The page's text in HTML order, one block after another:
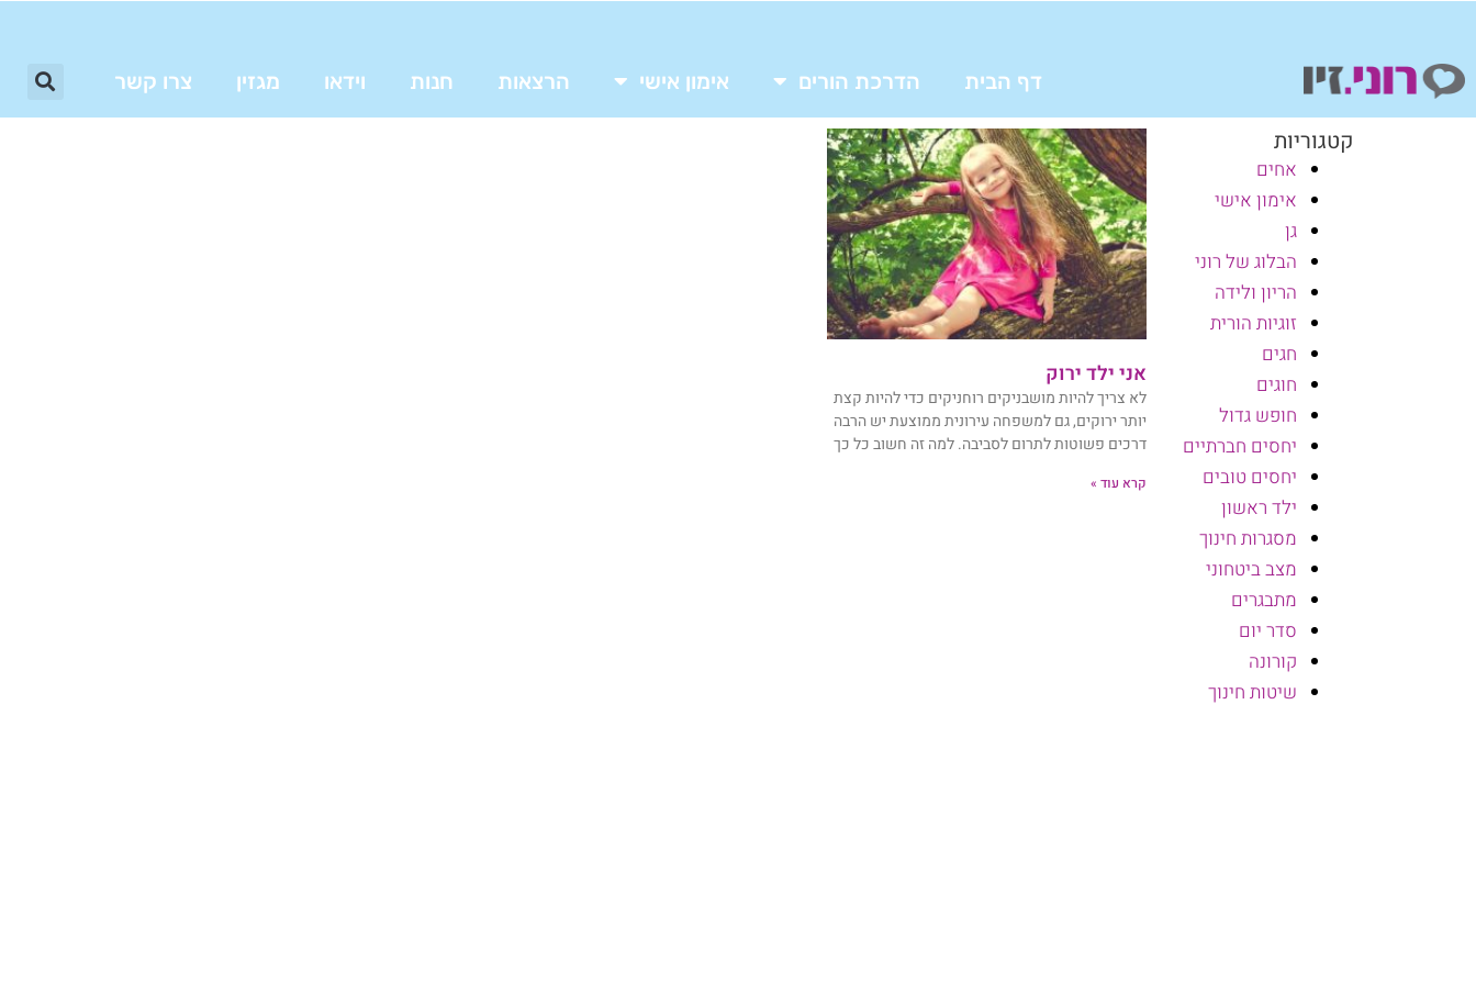
דף הבית הדרכת הורים אימון אישי הרצאות חנות וידאו מגזין צרו קשר
קטגוריות
אחים
אימון אישי
גן
הבלוג של רוני
הריון ולידה
זוגיות הורית
חגים
חוגים
חופש גדול
יחסים חברתיים
יחסים טובים
ילד ראשון
מסגרות חינוך
מצב ביטחוני
מתבגרים
סדר יום
קורונה
שיטות חינוך
אני ילד ירוק
לא צריך להיות מושבניקים רוחניקים כדי להיות קצת
יותר ירוקים, גם למשפחה עירונית ממוצעת יש הרבה
דרכים פשוטות לתרום לסביבה. למה זה חשוב כל כך
קרא עוד »